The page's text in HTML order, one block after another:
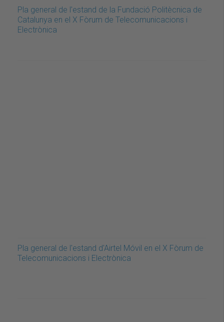
Pla general de l'estand de la Fundació Politècnica de
Catalunya en el X Fòrum de Telecomunicacions i
Electrònica
Pla general de l'estand d'Airtel Móvil en el X Fòrum de
Telecomunicacions i Electrònica